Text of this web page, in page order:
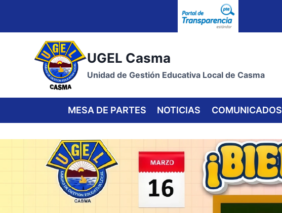
content
UGEL Casma
Unidad de Gestión Educativa Local de Casma
MESA DE PARTES NOTICIAS COMUNICADOS